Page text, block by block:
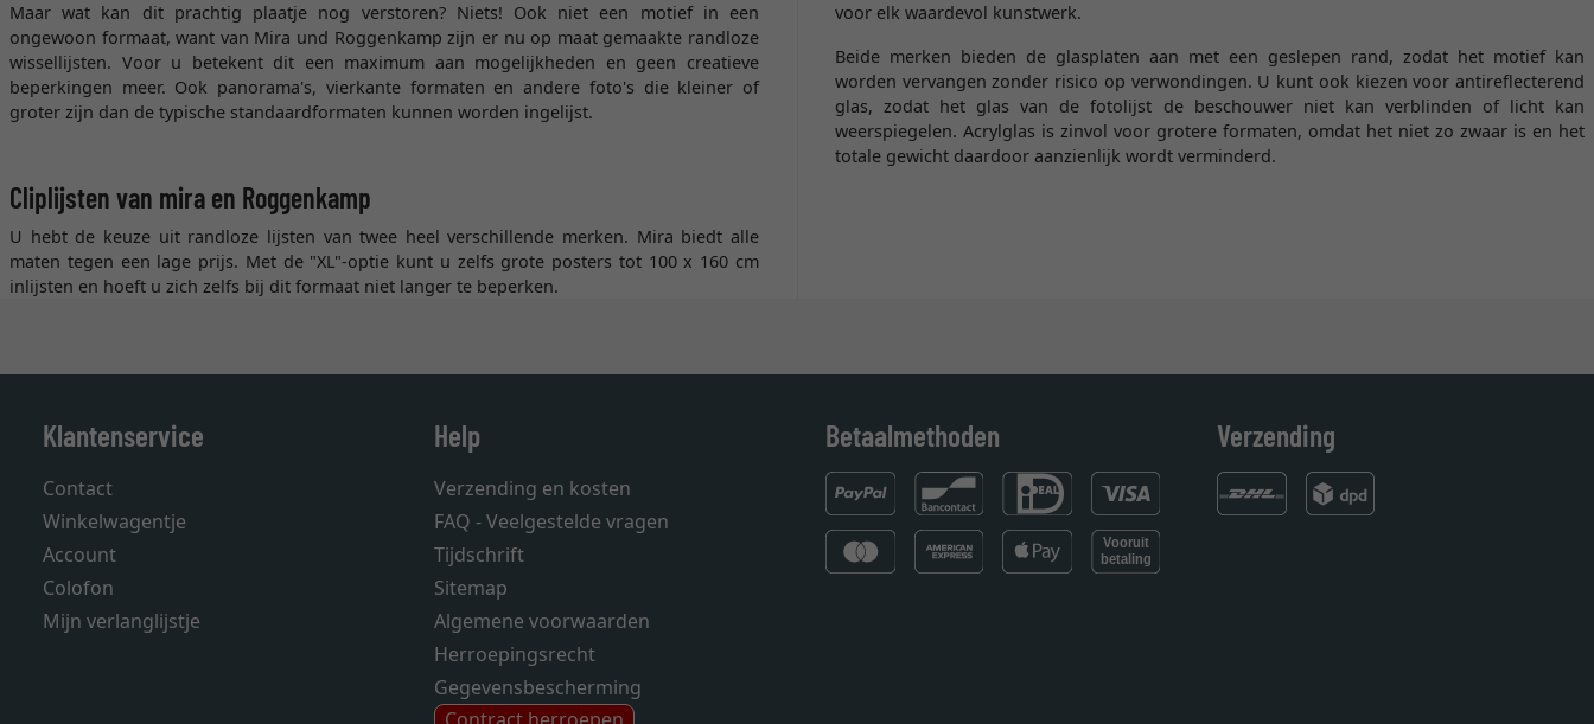
Maar wat kan dit prachtig plaatje nog verstoren? Niets! Ook niet een motief in een
ongewoon formaat, want van Mira und Roggenkamp zijn er nu op maat gemaakte randloze
wissellijsten. Voor u betekent dit een maximum aan mogelijkheden en geen creatieve
beperkingen meer. Ook panorama's, vierkante formaten en andere foto's die kleiner of
groter zijn dan de typische standaardformaten kunnen worden ingelijst.
Cliplijsten van mira en Roggenkamp
U hebt de keuze uit randloze lijsten van twee heel verschillende merken. Mira biedt alle
maten tegen een lage prijs. Met de "XL"-optie kunt u zelfs grote posters tot 100 x 160 cm
inlijsten en hoeft u zich zelfs bij dit formaat niet langer te beperken.
voor elk waardevol kunstwerk.
Beide merken bieden de glasplaten aan met een geslepen rand, zodat het motief kan
worden vervangen zonder risico op verwondingen. U kunt ook kiezen voor antireflecterend
glas, zodat het glas van de fotolijst de beschouwer niet kan verblinden of licht kan
weerspiegelen. Acrylglas is zinvol voor grotere formaten, omdat het niet zo zwaar is en het
totale gewicht daardoor aanzienlijk wordt verminderd.
Klantenservice
Contact
Winkelwagentje
Account
Colofon
Mijn verlanglijstje
Help
Verzending en kosten
FAQ - Veelgestelde vragen
Tijdschrift
Sitemap
Algemene voorwaarden
Herroepingsrecht
Gegevensbescherming
Betaalmethoden Verzending